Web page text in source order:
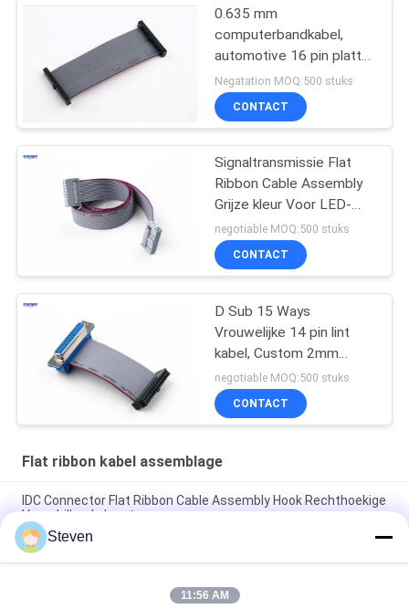
0.635 mm
computerbandkabel,
automotive 16 pin platte
bandkabel
Negatation MOQ:500 stuks
CONTACT
Signaltransmissie Flat
Ribbon Cable Assembly
Grijze kleur Voor LED-
scherm
negotiable MOQ:500 stuks
CONTACT
D Sub 15 Ways
Vrouwelijke 14 pin lint
kabel, Custom 2mm
Pitch Hard Disk Data
kabel
negotiable MOQ:500 stuks
CONTACT
Flat ribbon kabel assemblage
IDC Connector Flat Ribbon Cable Assembly Hook Rechthoekige
Verschillende lengte
2 * 5 pinnen IDC bandkabel assemblages, 2,54 mm pitch
bandkabel PVC materiaal
Zwarte IDC Flat Cable Assemblies met DIP Plug, Customized
Steven
11:56 AM